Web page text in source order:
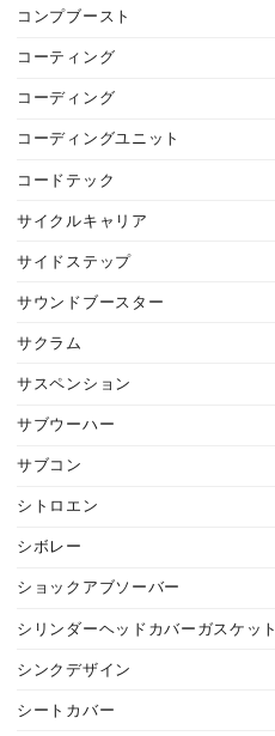
コンプブースト
コーティング
コーディング
コーディングユニット
コードテック
サイクルキャリア
サイドステップ
サウンドブースター
サクラム
サスペンション
サブウーハー
サブコン
シトロエン
シボレー
ショックアブソーバー
シリンダーヘッドカバーガスケット
シンクデザイン
シートカバー